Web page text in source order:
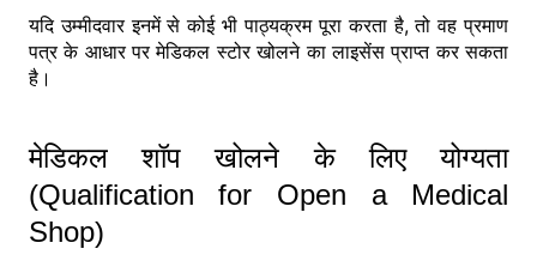
यदि उम्मीदवार इनमें से कोई भी पाठ्यक्रम पूरा करता है, तो वह प्रमाण
पत्र के आधार पर मेडिकल स्टोर खोलने का लाइसेंस प्राप्त कर सकता
है।
मेडिकल शॉप खोलने के लिए योग्यता
(Qualification for Open a Medical
Shop)